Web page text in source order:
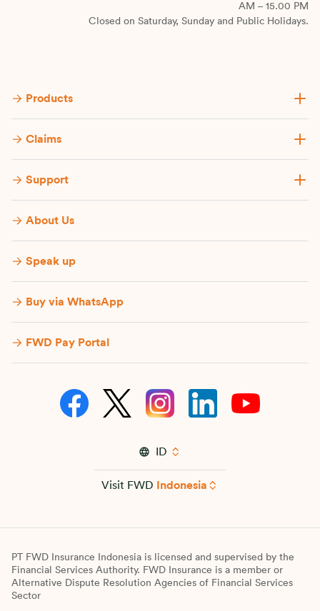
AM – 15.00 PM
Closed on Saturday, Sunday and Public Holidays.
Products
Claims
Support
About Us
Speak up
Buy via WhatsApp​
FWD Pay Portal
ID
Visit FWD Indonesia
PT FWD Insurance Indonesia is licensed and supervised by the
Financial Services Authority. FWD Insurance is a member or
Alternative Dispute Resolution Agencies of Financial Services
Sector